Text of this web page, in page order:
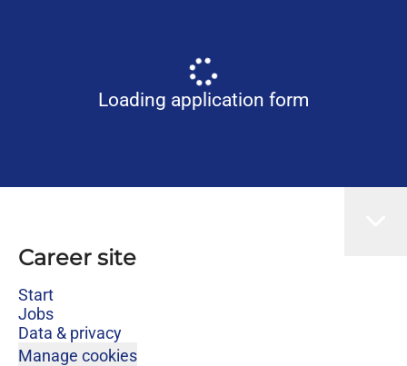
Loading application form
Career site
Start
Jobs
Data & privacy
Manage cookies